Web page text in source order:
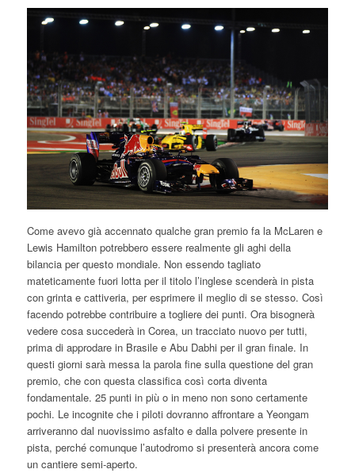
Come avevo già accennato qualche gran premio fa la McLaren e
Lewis Hamilton potrebbero essere realmente gli aghi della
bilancia per questo mondiale. Non essendo tagliato
mateticamente fuori lotta per il titolo l’inglese scenderà in pista
con grinta e cattiveria, per esprimere il meglio di se stesso. Così
facendo potrebbe contribuire a togliere dei punti. Ora bisognerà
vedere cosa succederà in Corea, un tracciato nuovo per tutti,
prima di approdare in Brasile e Abu Dabhi per il gran finale. In
questi giorni sarà messa la parola fine sulla questione del gran
premio, che con questa classifica così corta diventa
fondamentale. 25 punti in più o in meno non sono certamente
pochi. Le incognite che i piloti dovranno affrontare a Yeongam
arriveranno dal nuovissimo asfalto e dalla polvere presente in
pista, perché comunque l’autodromo si presenterà ancora come
un cantiere semi-aperto.